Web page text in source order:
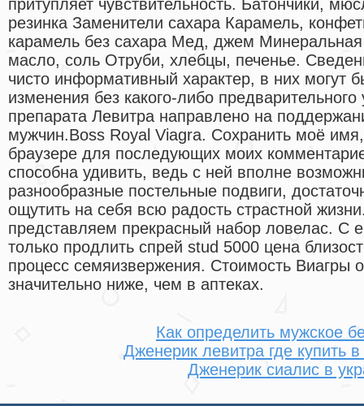
притупляет чувствительность. Батончики,
резинка Заменители сахара Карамель,
карамель без сахара Мед, джем
масло, соль Отруби, хлебцы, печенье.
чисто информативный характер, в них могут
изменения без какого-либо
препарата Левитра направлено на
мужчин.Boss Royal Viagra. Сохранить моё
браузере для последующих моих
способна удивить, ведь с ней вполне
разнообразные постельные подвиги,
ощутить на себя всю радость страстной
представляем прекрасный набор ловелас. С
только продлить спрей stud 5000 цена
процесс семяизвержения. Стоимость Виагры
значительно ниже, чем в аптеках.
Как определить мужское
Дженерик левитра где купить
Дженерик сиалис в